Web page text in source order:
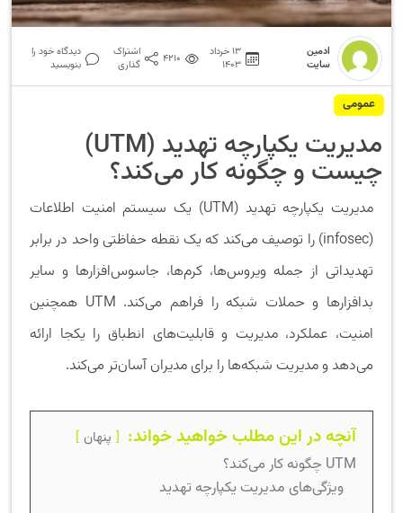
ادمین
سایت
13 خرداد
1403
4210
اشتراک
گذاری
دیدگاه خود را
بنویسید
عمومی
مدیریت یکپارچه تهدید (UTM)
چیست و چگونه کار می‌کند؟
مدیریت یکپارچه تهدید (UTM) یک سیستم امنیت اطلاعات
(infosec) را توصیف می‌کند که یک نقطه حفاظتی واحد در برابر
تهدیداتی از جمله ویروس‌ها، کرم‌ها، جاسوس‌افزارها و سایر
بدافزارها و حملات شبکه را فراهم می‌کند. UTM همچنین
امنیت، عملکرد، مدیریت و قابلیت‌های انطباق را یکجا ارائه
می‌دهد و مدیریت شبکه‌ها را برای مدیران آسان‌تر می‌کند.
آنچه در این مطلب خواهید خواند: پنهان
UTM چگونه کار می‌کند؟
ویژگی‌های مدیریت یکپارچه تهدید